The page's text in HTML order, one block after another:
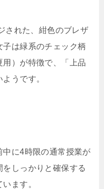
された、紺色のブレザ
は緑系のチェック柄
）が特徴で、「上品
うです。
に4時限の通常授業が
しっかりと確保する
ます。